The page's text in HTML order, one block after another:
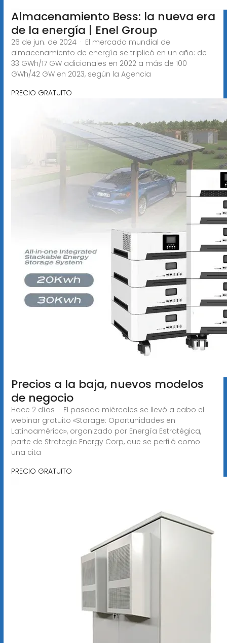
Almacenamiento Bess: la nueva era
de la energía | Enel Group
26 de jun. de 2024 · El mercado mundial de
almacenamiento de energía se triplicó en un año: de
33 GWh/17 GW adicionales en 2022 a más de 100
GWh/42 GW en 2023, según la Agencia
PRECIO GRATUITO
Precios a la baja, nuevos modelos
de negocio
Hace 2 días · El pasado miércoles se llevó a cabo el
webinar gratuito «Storage: Oportunidades en
Latinoamérica», organizado por Energía Estratégica,
parte de Strategic Energy Corp, que se perfiló como
una cita
PRECIO GRATUITO